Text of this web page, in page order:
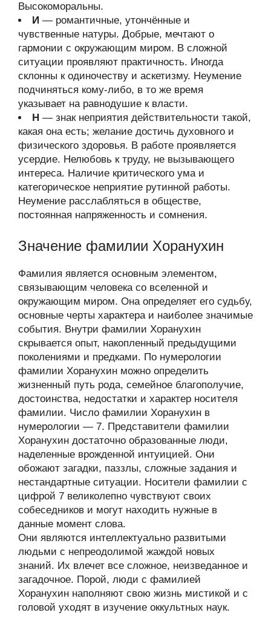
Высокоморальны.
И — романтичные, утончённые и
чувственные натуры. Добрые, мечтают о
гармонии с окружающим миром. В сложной
ситуации проявляют практичность. Иногда
склонны к одиночеству и аскетизму. Неумение
подчиняться кому-либо, в то же время
указывает на равнодушие к власти.
Н — знак неприятия действительности такой,
какая она есть; желание достичь духовного и
физического здоровья. В работе проявляется
усердие. Нелюбовь к труду, не вызывающего
интереса. Наличие критического ума и
категорическое неприятие рутинной работы.
Неумение расслабляться в обществе,
постоянная напряженность и сомнения.
Значение фамилии Хоранухин
Фамилия является основным элементом,
связывающим человека со вселенной и
окружающим миром. Она определяет его судьбу,
основные черты характера и наиболее значимые
события. Внутри фамилии Хоранухин
скрывается опыт, накопленный предыдущими
поколениями и предками. По нумерологии
фамилии Хоранухин можно определить
жизненный путь рода, семейное благополучие,
достоинства, недостатки и характер носителя
фамилии. Число фамилии Хоранухин в
нумерологии — 7. Представители фамилии
Хоранухин достаточно образованные люди,
наделенные врожденной интуицией. Они
обожают загадки, паззлы, сложные задания и
нестандартные ситуации. Носители фамилии с
цифрой 7 великолепно чувствуют своих
собеседников и могут находить нужные в
данные момент слова.
Они являются интеллектуально развитыми
людьми с непреодолимой жаждой новых
знаний. Их влечет все сложное, неизведанное и
загадочное. Порой, люди с фамилией
Хоранухин наполняют свою жизнь мистикой и с
головой уходят в изучение оккультных наук.